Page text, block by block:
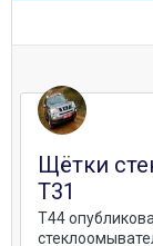
Щётки
Т31
T44